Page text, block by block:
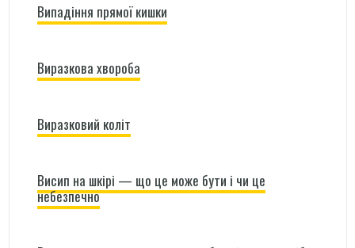
Випадіння прямої кишки
Виразкова хвороба
Виразковий коліт
Висип на шкірі — що це може бути і чи це
небезпечно